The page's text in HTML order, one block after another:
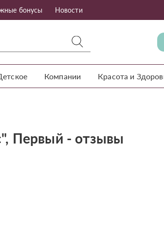
бонусы Новости
Компании Красота и
Первый - отзывы